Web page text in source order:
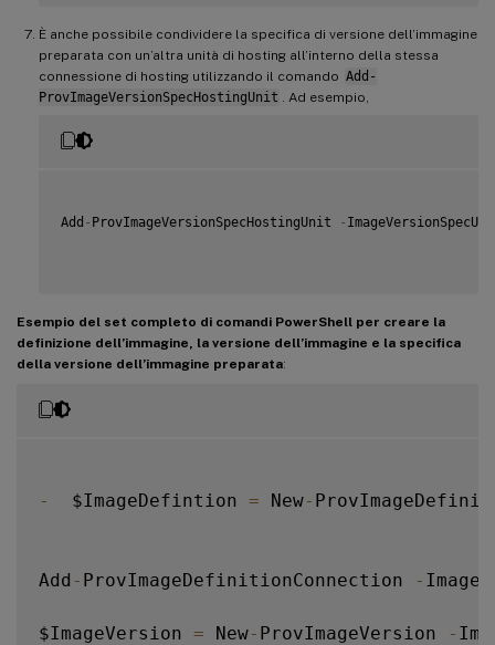
È anche possibile condividere la specifica di versione dell’immagine
preparata con un’altra unità di hosting all’interno della stessa
connessione di hosting utilizzando il comando Add-
ProvImageVersionSpecHostingUnit
. Ad esempio,
Add - ProvImageVersionSpecHostingUnit -
Esempio del set completo di comandi PowerShell per creare la
definizione dell’immagine, la versione dell’immagine e la specifica
della versione dell’immagine preparata:
-
  $ImageDefintion
= New-
Add - ProvImageDefinitionConnection -
$ImageVersion = New- ProvImageVersion -